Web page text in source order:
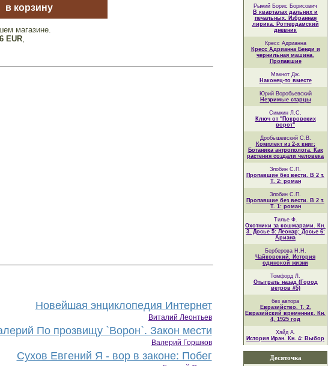
в корзину
магазине.
EUR,
Новейшая энциклопедия Интернет
Виталий Леонтьев
По прозвищу `Ворон`. Закон мести
Валерий Горшков
Сухов Евгений Я - вор в законе: Побег
Рыжий Борис Борисович
В кварталах дальних и
печальных. Избранная
лирика. Роттердамский
дневник
Кресс Адрианна
Кресс Адрианна Бенди и
чернильная машина.
Пропавшие
Макнот Дж.
Наконец-то вместе
Юрий Воробьевский
Незримые старцы
Симкин Л.С.
Ключ от "Покровских
ворот"
Дробышевский С.В.
Комплект из 2-х книг:
Ботаника антрополога. Как
растения создали человека
Злобин С.П.
Пропавшие без вести. В 2 т.
Т. 2: роман
Злобин С.П.
Пропавшие без вести. В 2 т.
Т. 1: роман
Тилье Ф.
Охотники за кошмарами. Кн.
3. Досье 5: Леонар; Досье 6:
Ариана
Берберова Н.Н.
Чайковский. История
одинокой жизни
Томфорд Л.
Отыграть назад (Город
ветров #5)
без автора
Евразийство. Т. 2.
Евразийский временник. Кн.
4, 1925 год
Хайд А.
История Ирэн. Кн. 4: Выбор
Десяточка